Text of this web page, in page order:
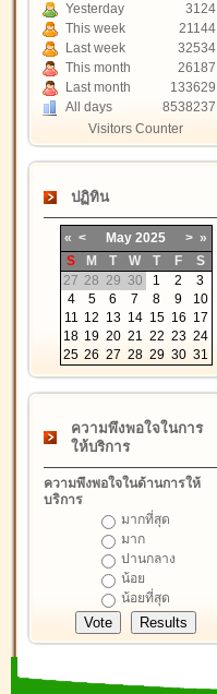
Yesterday
3124
This week
21144
Last week
32534
This month
26187
Last month
133629
All days
8538237
Visitors Counter
ปฏิทิน
« < May 2025 > »
S
M T W T F
S
27 28 29 30 1 2
3
4
5 6 7 8 9
10
11 12 13 14 15 16 17
18 19 20 21 22 23 24
25 26 27 28 29 30 31
ความพึงพอใจในการ
ให้บริการ
ความพึงพอใจในด้านการให้
บริการ
มากที่สุด
มาก
ปานกลาง
น้อย
น้อยที่สุด